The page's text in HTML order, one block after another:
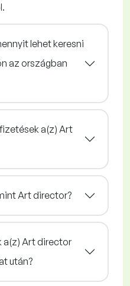
lehet keresni
az országban
a(z) Art
Art director?
a(z) Art director
után?